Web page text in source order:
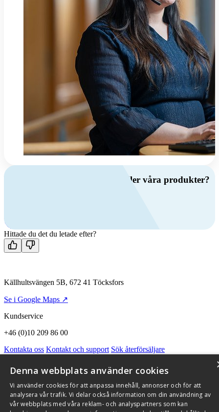
Har du frågor om ventilation eller våra produkter?
Kontakta oss
Hittade du det du letade efter?
Källhultsvängen 5B, 672 41 Töcksfors
Se i Google Maps ↗
Kundservice
+46 (0)10 209 86 00
Kontakta oss Kontakt och support Sök återförsäljare
Om Flexit
Aktuellt Miljö och kvalitetssäkring Alarmkoder
Qnister Visselblåsningsfunktion
© 2026 Flexit AB. Alla rättigheter förbehållna
Aktuellt Miljö och kvalitetssäkring
Denna webbplats använder cookies
Vi använder cookies för att anpassa innehåll, annonser och för att
analysera vår trafik. Vi delar också information om din användning av
vår webbplats med våra reklam- och analyspartners som kan